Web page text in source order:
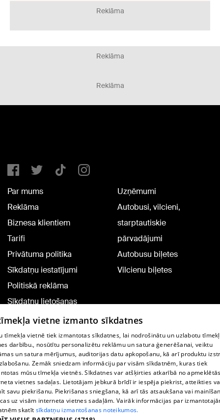
Reklāma
Reklāma
Reklāma
Par mums
Reklāma
Biznesa klientiem
Tarifi
Privātuma politika
Sīkdatņu iestatījumi
Politiskā reklāma
Sīkdatņu lietošanas
noteikumi
Komentāru pievienošana
Uzņēmumi
Autobusi, vilcieni,
starptautiskie
pārvadājumi
Autobusu biļetes
Vilcienu biļetes
TV programma
Līguma noteikumi
360 Ziņu kontakti
Helio Media
vietne izmanto sīkdatnes
tīmekļa vietnē tiek izmantotas sīkdatnes, lai nodrošinātu un uzlabotu
darbību., nosūtītu personalizētu reklāmu un satura ģenerēšanai, veiktu
un satura mērījumus, auditorijas datu apkopošanu, kā arī produktu
Zemāk sniedzam informāciju par visām sīkdatnēm, kuras tiek
mūsu tīmekļa vietnēs. Sīkdatnes var atšķirties atkarībā no
vietnes sadaļas. Lietotājam jebkurā brīdī ir iespēja piekrist, atteikties
savu piekrišanu. Piekrišanas sniegšana, kā arī tās atsaukšana vai
uz visām interneta vietnes sadaļām. Vairāk informācijas par
skatīt sīkdatņu izmantošanas noteikumos.